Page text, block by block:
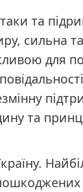
та
сильна
для
та